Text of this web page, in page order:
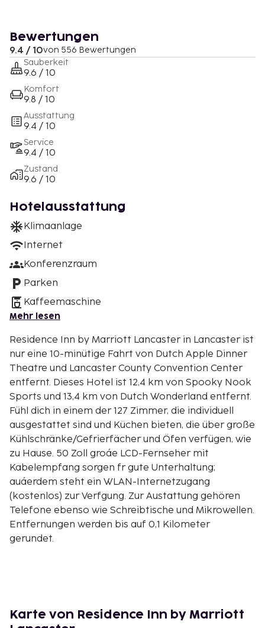
Bewertungen
9.4 / 10von 556 Bewertungen
Sauberkeit
9.6 / 10
Komfort
9.8 / 10
Ausstattung
9.4 / 10
Service
9.4 / 10
Zustand
9.6 / 10
Hotelausstattung
Klimaanlage
Internet
Konferenzraum
Parken
Kaffeemaschine
Mehr lesen
Residence Inn by Marriott Lancaster in Lancaster ist
nur eine 10-minütige Fahrt von Dutch Apple Dinner
Theatre und Lancaster County Convention Center
entfernt. Dieses Hotel ist 12,4 km von Spooky Nook
Sports und 13,4 km von Dutch Wonderland entfernt.
Fühl dich in einem der 127 Zimmer, die individuell
ausgestattet sind und Küchen bieten, die über große
Kühlschränke/Gefrierfächer und Öfen verfügen, wie
zu Hause. 50 Zoll groáe LCD-Fernseher mit
Kabelempfang sorgen fr gute Unterhaltung;
auáerdem steht ein WLAN-Internetzugang
(kostenlos) zur Verfgung. Zur Austattung gehören
Telefone ebenso wie Schreibtische und Mikrowellen.
Entfernungen werden bis auf 0,1 Kilometer
gerundet.
James Buchanan's Wheatland – 3,3 km
Karte von Residence Inn by Marriott